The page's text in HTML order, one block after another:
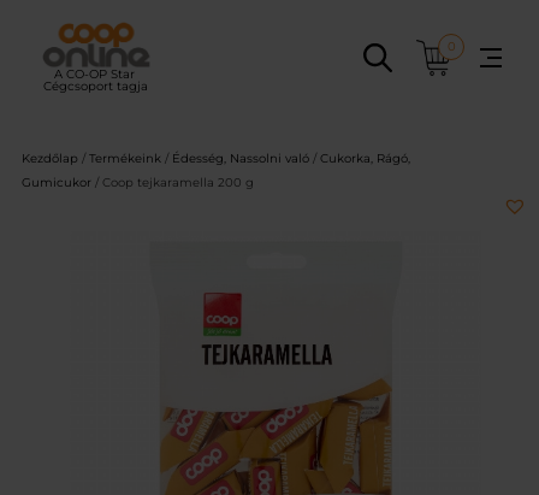
tartalomhoz
0
Kezdőlap / Termékeink / Édesség, Nassolni való / Cukorka, Rágó,
Gumicukor / Coop tejkaramella 200 g